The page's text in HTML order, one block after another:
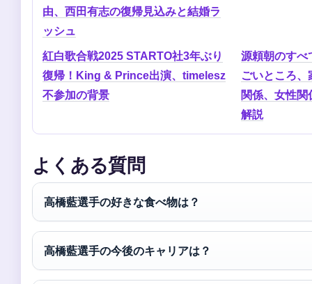
由、西田有志の復帰見込みと結婚ラ
ッシュ
紅白歌合戦2025 STARTO社3年ぶり
復帰！King & Prince出演、timelesz
不参加の背景
源頼朝のすべ
ごいところ
関係、女性
解説
よくある質問
高橋藍選手の好きな食べ物は？
高橋藍選手の今後のキャリアは？